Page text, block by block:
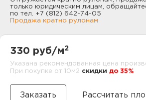
только юридическим лицам,
по тел. +7 (812) 642-74-05
Продажа кратно рулонам
330 руб/м2
Указана рекомендованная цена
При покупке от 10м2 cкидки до 35%
Рассчитать